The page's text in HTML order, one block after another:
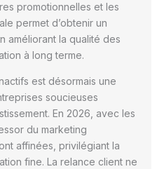
promotionnelles et les
permet d’obtenir un
améliorant la qualité des
à long terme.
est désormais une
soucieuses
En 2026, avec les
du marketing
affinées, privilégiant la
fine. La relance client ne